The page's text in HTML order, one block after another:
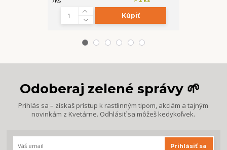
Kúpiť
Odoberaj zelené správy 🌱
Prihlás sa – získaš prístup k rastlinným tipom, akciám a tajným
novinkám z Kvetárne. Odhlásiť sa môžeš kedykoľvek.
Prihlásiť sa